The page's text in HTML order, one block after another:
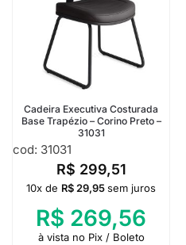
Cadeira Executiva Costurada
Base Trapézio – Corino Preto –
31031
cod: 31031
R$ 299,51
10x de R$29,95sem juros
R$ 269,56
à vista no Pix / Boleto